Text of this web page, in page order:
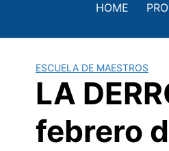
contenido
HOME
ESCUELA DE MAESTROS
LA
febrero